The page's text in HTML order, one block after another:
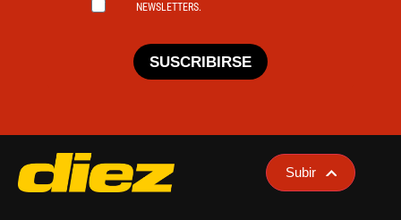
NEWSLETTERS.
SUSCRIBIRSE
Subir